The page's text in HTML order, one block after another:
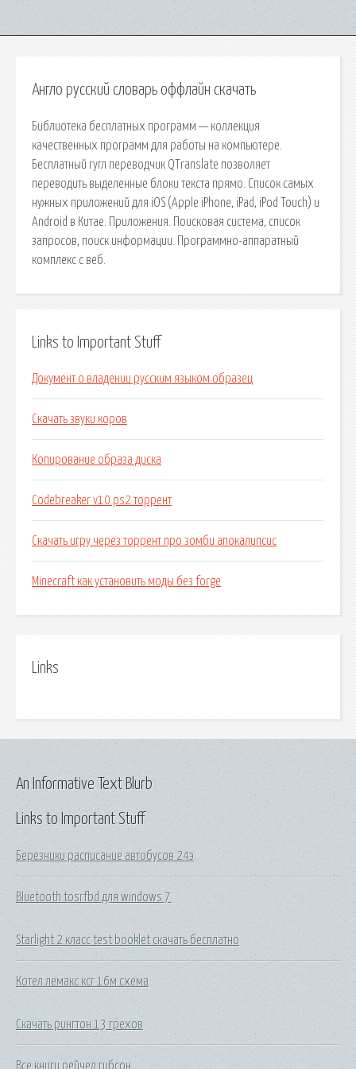
Англо русский словарь оффлайн скачать
Библиотека бесплатных программ — коллекция
качественных программ для работы на компьютере.
Бесплатный гугл переводчик QTranslate позволяет
переводить выделенные блоки текста прямо. Список самых
нужных приложений для iOS (Apple iPhone, iPad, iPod Touch) и
Android в Китае. Приложения. Поисковая сиcтема, список
запросов, поиск информации. Программно-аппаратный
комплекс с веб.
Links to Important Stuff
Документ о владении русским языком образец
Скачать звуки коров
Копирование образа диска
Codebreaker v10 ps2 торрент
Скачать игру через торрент про зомби апокалипсис
Minecraft как установить моды без forge
Links
Links to Important Stuff
Березники расписание автобусов 24э
Bluetooth tosrfbd для windows 7
Starlight 2 класс test booklet скачать бесплатно
Котел лемакс ксг 16м схема
Скачать рингтон 13 грехов
Все книги рейчел гибсон
An Informative Text Blurb